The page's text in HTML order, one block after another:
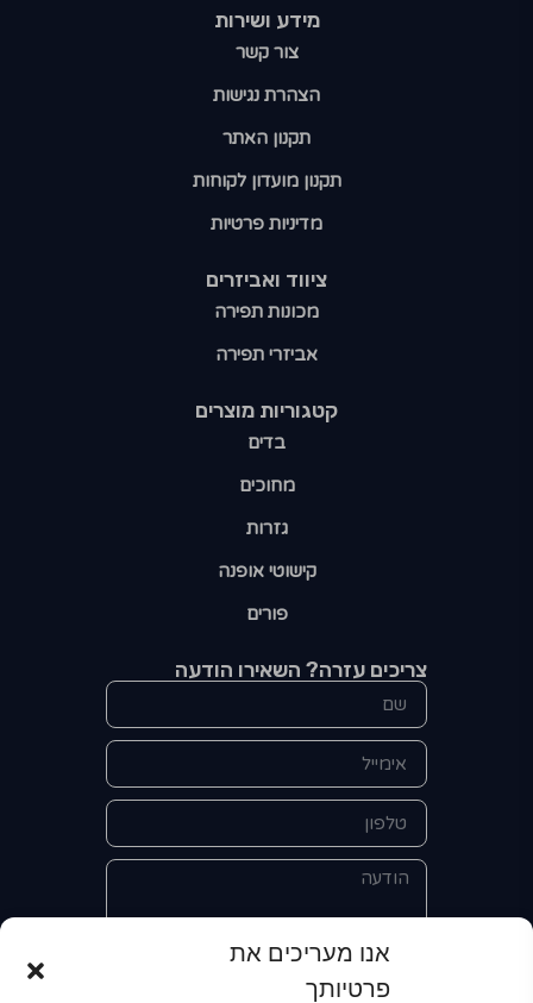
אנו מעריכים את
פרטיותך
קטגוריות מוצרים​
בדים
מחוכים
גזרות
קישוטי אופנה
פורים
ציווד ואביזרים
מכונות תפירה
אביזרי תפירה
מידע ושירות
צור קשר
הצהרת נגישות
תקנון האתר
תקנון מועדון לקוחות
מדיניות פרטיות
צריכים עזרה? השאירו הודעה